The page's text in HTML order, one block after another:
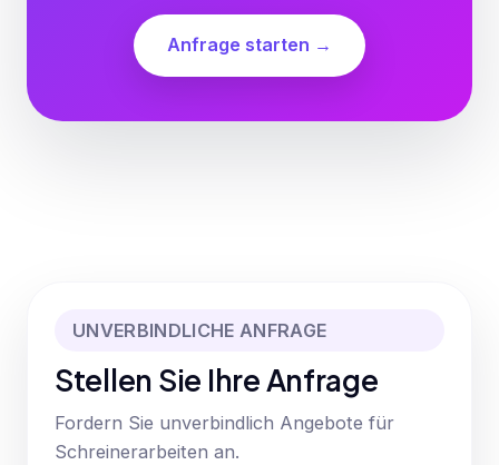
Anfrage starten →
UNVERBINDLICHE ANFRAGE
Stellen Sie Ihre Anfrage
Fordern Sie unverbindlich Angebote für
Schreinerarbeiten an.